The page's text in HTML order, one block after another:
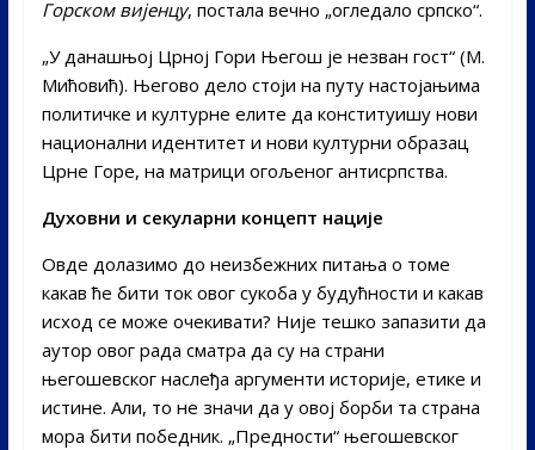
Горском вијенцу, постала вечно „огледало српско“.
„У данашњој Црној Гори Његош је незван гост“ (М.
Мићовић). Његово дело стоји на путу настојањима
политичке и културне елите да конституишу нови
национални идентитет и нови културни образац
Црне Горе, на матрици огољеног антисрпства.
Духовни и секуларни концепт нације
Овде долазимо до неизбежних питања о томе
какав ће бити ток овог сукоба у будућности и какав
исход се може очекивати? Није тешко запазити да
аутор овог рада сматра да су на страни
његошевског наслеђа аргументи историје, етике и
истине. Али, то не значи да у овој борби та страна
мора бити победник. „Предности“ његошевског